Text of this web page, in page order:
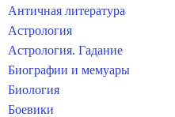
Античная литература
Астрология
Астрология. Гадание
Биографии и мемуары
Биология
Боевики